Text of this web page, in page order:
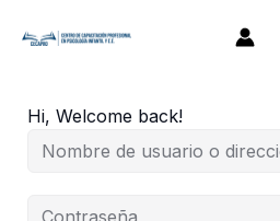
Hi, Welcome back!